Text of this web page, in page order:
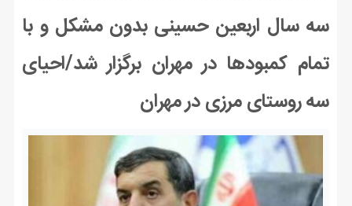
سه سال اربعین حسینی بدون مشکل و با
تمام کمبودها در مهران برگزار شد/احیای
سه روستای مرزی در مهران